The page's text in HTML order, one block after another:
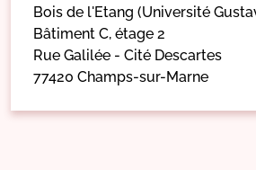
Bois de l'Etang (Université
Bâtiment C, étage 2
Rue Galilée - Cité Descartes
77420 Champs-sur-Marne